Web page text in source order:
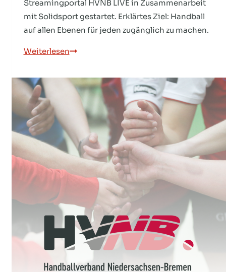
Streamingportal HVNB LIVE in Zusammenarbeit
mit Solidsport gestartet. Erklärtes Ziel: Handball
auf allen Ebenen für jeden zugänglich zu machen.
WeiterlesenHVNB
ist
online